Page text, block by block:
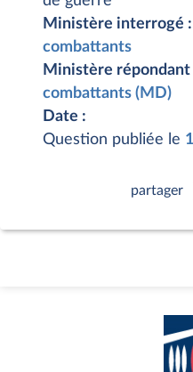
Ministère interrogé :
combattants
Ministère répondant
combattants (MD)
Date :
Question publiée le
partager